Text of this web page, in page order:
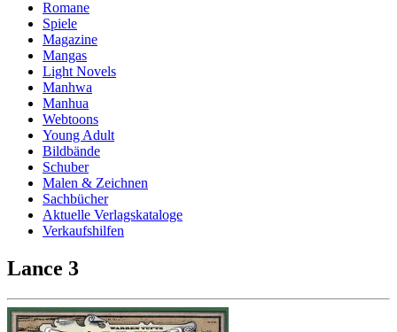
Romane
Spiele
Magazine
Mangas
Light Novels
Manhwa
Manhua
Webtoons
Young Adult
Bildbände
Schuber
Malen & Zeichnen
Sachbücher
Aktuelle Verlagskataloge
Verkaufshilfen
Lance 3